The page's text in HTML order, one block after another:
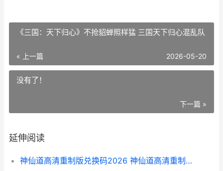
《三国：天下归心》不抢貂蝉照样猛 三国天下归心混乱队
« 上一篇 2026-05-20
没有了！
下一篇 »
延伸阅读
神仙道高清重制版兑换码2026 神仙道高清重制版玩家交流区